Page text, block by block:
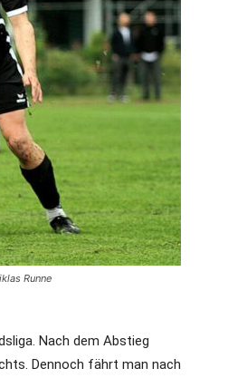
Region
Lübeck
Runne
Nach dem Abstieg
Dennoch fährt man nach